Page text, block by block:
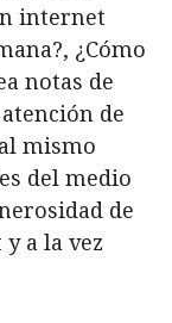
internet
¿Cómo
notas de
de
mismo
del medio
de
a la vez